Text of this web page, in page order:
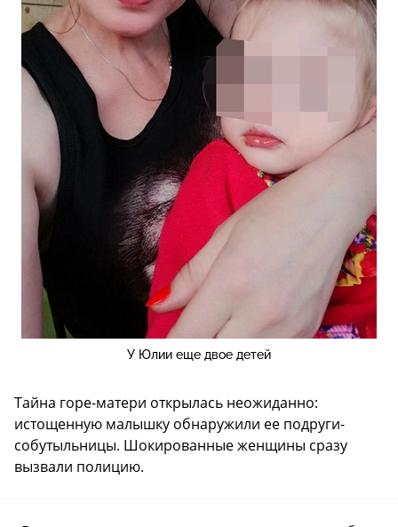
У Юлии еще двое детей
Тайна горе-матери открылась неожиданно:
истощенную малышку обнаружили ее подруги-
собутыльницы. Шокированные женщины сразу
вызвали полицию.